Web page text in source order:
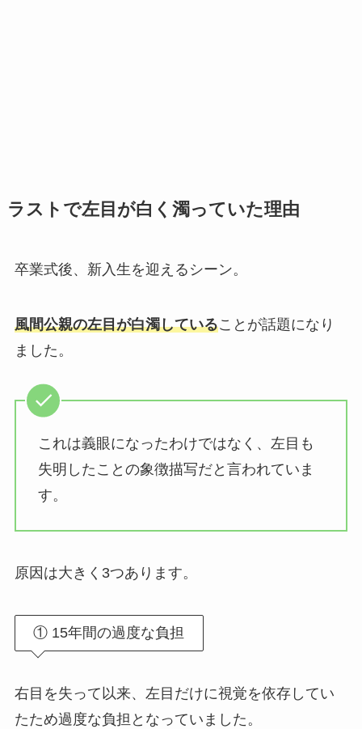
ラストで左目が白く濁っていた理由
卒業式後、新入生を迎えるシーン。
風間公親の左目が白濁していることが話題になり
ました。
これは義眼になったわけではなく、 左目も
失明したことの象徴描写だと言われていま
す。
原因は大きく3つあります。
① 15年間の過度な負担
右目を失って以来、左目だけに視覚を依存してい
たため過度な負担となっていました。